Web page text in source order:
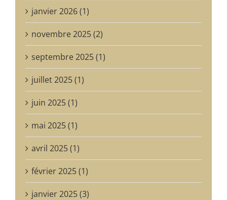
janvier 2026 (1)
novembre 2025 (2)
septembre 2025 (1)
juillet 2025 (1)
juin 2025 (1)
mai 2025 (1)
avril 2025 (1)
février 2025 (1)
janvier 2025 (3)